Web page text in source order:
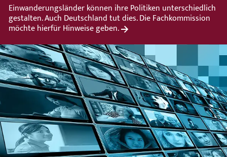
Einwanderungsländer können ihre Politiken unterschiedlich
gestalten. Auch Deutschland tut dies. Die Fachkommission
möchte hierfür Hinweise geben.